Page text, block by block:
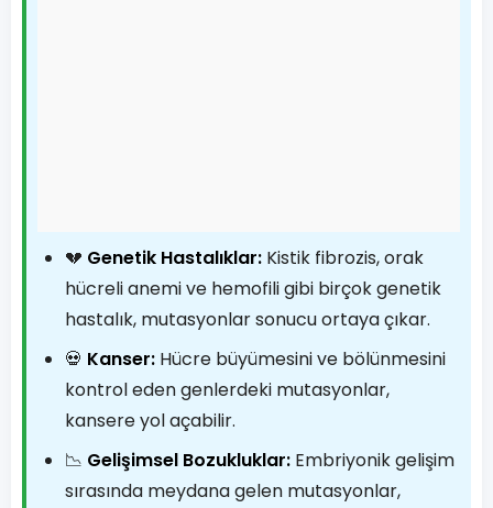
💔 Genetik Hastalıklar: Kistik fibrozis, orak
hücreli anemi ve hemofili gibi birçok genetik
hastalık, mutasyonlar sonucu ortaya çıkar.
💀 Kanser: Hücre büyümesini ve bölünmesini
kontrol eden genlerdeki mutasyonlar,
kansere yol açabilir.
📉 Gelişimsel Bozukluklar: Embriyonik gelişim
sırasında meydana gelen mutasyonlar,